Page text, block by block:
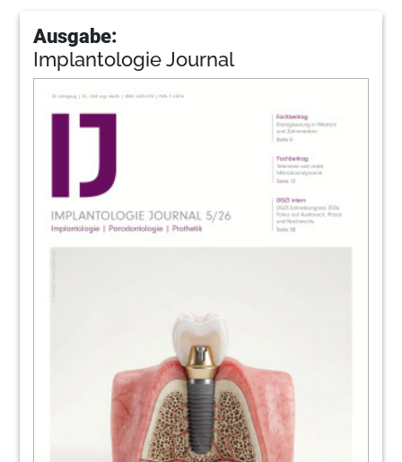
Ausgabe:
Implantologie Journal